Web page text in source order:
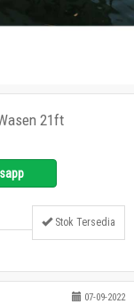
21ft
Stok Tersedia
07-09-2022